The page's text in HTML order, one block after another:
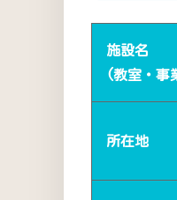
施設名
(教室・事
所在地